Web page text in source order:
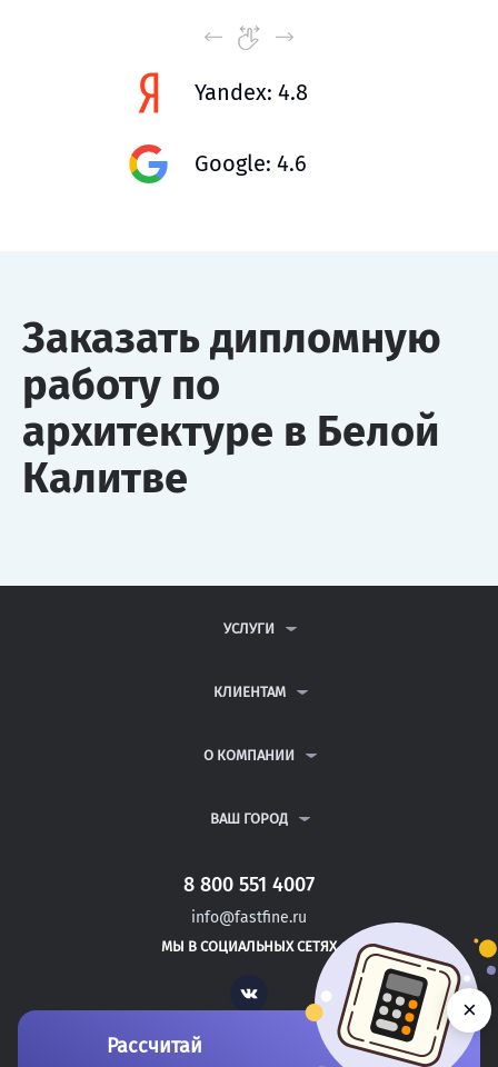
Yandex: 4.8
Google: 4.6
Заказать дипломную
работу по
архитектуре в Белой
Калитве
УСЛУГИ
ДИПЛОМНЫЕ РАБОТЫ
РЕФЕРАТЫ
КЛИЕНТАМ
ВОПРОСЫ И ОТВЕТЫ
ПОЛИТИКА КОНФИДЕНЦИАЛЬНОСТИ
О КОМПАНИИ
КОНТАКТЫ
ВАШ ГОРОД
САНКТ-ПЕТЕРБУРГ
ЗЕЛЕНОГОРСК
КОЛА
8 800 551 4007
info@fastfine.ru
МЫ В СОЦИАЛЬНЫХ СЕТЯХ
Vk
Рассчитай
×